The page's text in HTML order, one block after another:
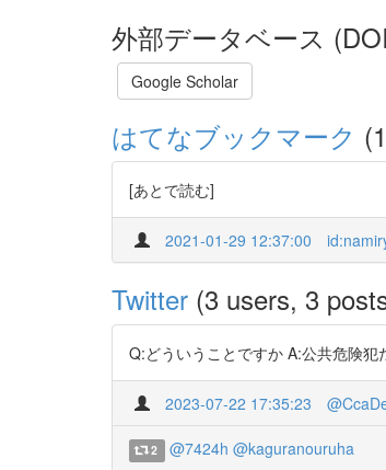
外部データベース
Google Scholar
はてなブックマーク
[あとで読む]
2021-01-29 12:37:00
Twitter (3 users, 3
Q:どういうことですか A:公共危険
2023-07-22 17:35:23
2 @7424h @kaguranouruha